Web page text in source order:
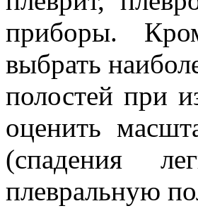
приборы.
выбрать
полостей при
оценить
(спадения
плевральную